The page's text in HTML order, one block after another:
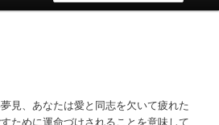
見、あなたは愛と同志を欠いて疲れた
ために運命づけされることを意味して